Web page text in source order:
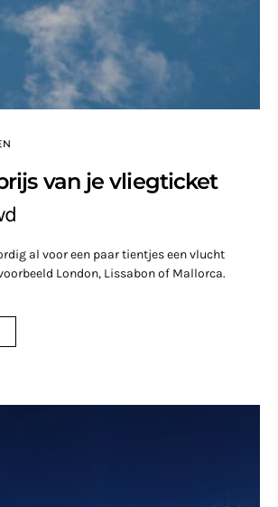
van je vliegticket
al voor een paar tientjes een vlucht
London, Lissabon of Mallorca.